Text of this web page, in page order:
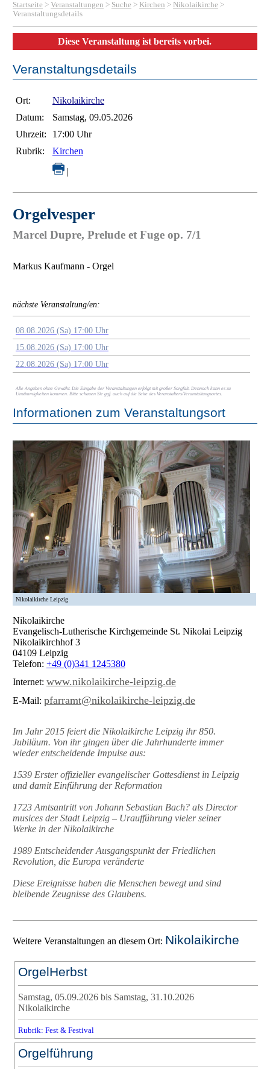
Startseite > Veranstaltungen > Suche > Kirchen > Nikolaikirche >
Veranstaltungsdetails
Diese Veranstaltung ist bereits vorbei.
Veranstaltungsdetails
Ort:
Nikolaikirche
Datum:
Samstag, 09.05.2026
Uhrzeit:
17:00 Uhr
Rubrik:
Kirchen
|
Orgelvesper
Marcel Dupre, Prelude et Fuge op. 7/1
Markus Kaufmann - Orgel
nächste Veranstaltung/en:
08.08.2026 (Sa) 17:00 Uhr
15.08.2026 (Sa) 17:00 Uhr
22.08.2026 (Sa) 17:00 Uhr
Alle Angaben ohne Gewähr. Die Eingabe der Veranstaltungen erfolgt mit großer Sorgfalt. Dennoch kann es zu
Unstimmigkeiten kommen. Bitte schauen Sie ggf. auch auf die Seite des Veranstalters/Veranstaltungsortes.
Informationen zum Veranstaltungsort
Nikolaikirche Leipzig
Nikolaikirche
Evangelisch-Lutherische Kirchgemeinde St. Nikolai Leipzig
Nikolaikirchhof 3
04109 Leipzig
Telefon: +49 (0)341 1245380
Internet: www.nikolaikirche-leipzig.de
E-Mail: pfarramt@nikolaikirche-leipzig.de
Im Jahr 2015 feiert die Nikolaikirche Leipzig ihr 850.
Jubiläum. Von ihr gingen über die Jahrhunderte immer
wieder entscheidende Impulse aus:
1539 Erster offizieller evangelischer Gottesdienst in Leipzig
und damit Einführung der Reformation
1723 Amtsantritt von Johann Sebastian Bach? als Director
musices der Stadt Leipzig – Uraufführung vieler seiner
Werke in der Nikolaikirche
1989 Entscheidender Ausgangspunkt der Friedlichen
Revolution, die Europa veränderte
Diese Ereignisse haben die Menschen bewegt und sind
bleibende Zeugnisse des Glaubens.
Weitere Veranstaltungen an diesem Ort: Nikolaikirche
OrgelHerbst
Samstag, 05.09.2026 bis Samstag, 31.10.2026
Nikolaikirche
Rubrik: Fest & Festival
Orgelführung